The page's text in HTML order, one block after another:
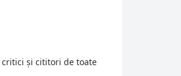
și cititori de toate